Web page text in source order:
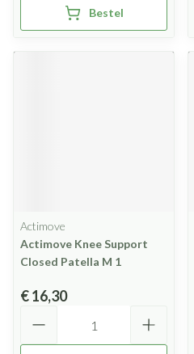
Bestel
Actimove
Actimove Knee Support
Closed Patella M 1
€ 16,30